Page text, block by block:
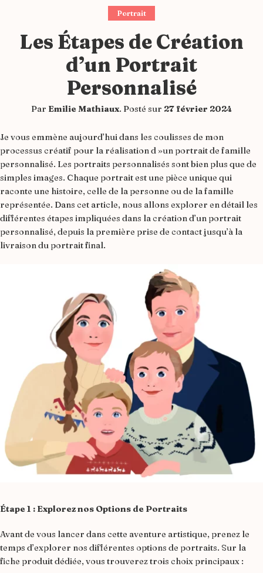
Portrait
Les Étapes de Création
d’un Portrait
Personnalisé
Par Emilie Mathiaux. Posté sur 27 février 2024
Je vous emmène aujourd’hui dans les coulisses de mon
processus créatif pour la réalisation d »un portrait de famille
personnalisé. Les portraits personnalisés sont bien plus que de
simples images. Chaque portrait est une pièce unique qui
raconte une histoire, celle de la personne ou de la famille
représentée. Dans cet article, nous allons explorer en détail les
différentes étapes impliquées dans la création d’un portrait
personnalisé, depuis la première prise de contact jusqu’à la
livraison du portrait final.
Étape 1 : Explorez nos Options de Portraits
Avant de vous lancer dans cette aventure artistique, prenez le
temps d’explorer nos différentes options de portraits. Sur la
fiche produit dédiée, vous trouverez trois choix principaux :